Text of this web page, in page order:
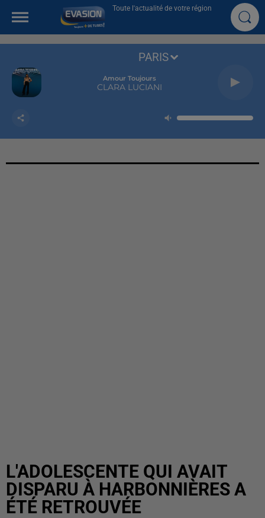
Toute l'actualité de votre région
Amour Toujours
CLARA LUCIANI
PARIS
L'ADOLESCENTE QUI AVAIT
DISPARU À HARBONNIÈRES A
ÉTÉ RETROUVÉE